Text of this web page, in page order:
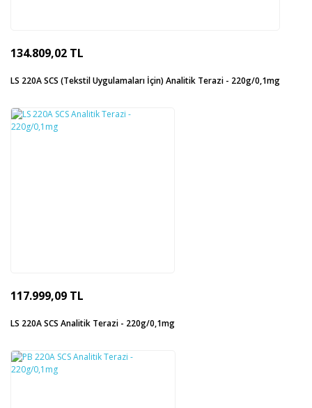
134.809,02 TL
LS 220A SCS (Tekstil Uygulamaları İçin) Analitik Terazi - 220g/0,1mg
117.999,09 TL
LS 220A SCS Analitik Terazi - 220g/0,1mg